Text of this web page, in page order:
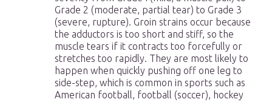
Grade 2 (moderate, partial tear) to Grade 3
(severe, rupture). Groin strains occur because
the adductors is too short and stiff, so the
muscle tears if it contracts too forcefully or
stretches too rapidly. They are most likely to
happen when quickly pushing off one leg to
side-step, which is common in sports such as
American football, football (soccer), hockey